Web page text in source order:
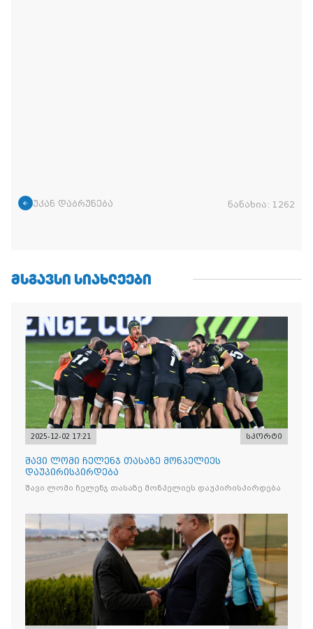
უკან დაბრუნება ნანახია: 1262
ᲛᲡᲒᲐᲕᲡᲘ ᲡᲘᲐᲮᲚᲔᲔᲑᲘ
2025-12-02 17:21 სპორტი
შავი ლომი ჩელენჯ თასაზე მონპელიეს
დაუპირისპირდება
შავი ლომი ჩელენჯ თასაზე მონპელიეს დაუპირისპირდება